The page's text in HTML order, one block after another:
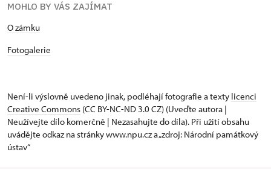
MOHLO BY VÁS ZAJÍMAT
O zámku
Fotogalerie
Není-li výslovně uvedeno jinak, podléhají fotografie a texty licenci
Creative Commons (CC BY-NC-ND 3.0 CZ) (Uveďte autora |
Neužívejte dílo komerčně | Nezasahujte do díla). Při užití obsahu
uvádějte odkaz na stránky www.npu.cz a „zdroj: Národní památkový
ústav“